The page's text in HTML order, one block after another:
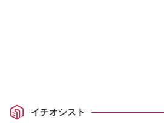
イチオシスト